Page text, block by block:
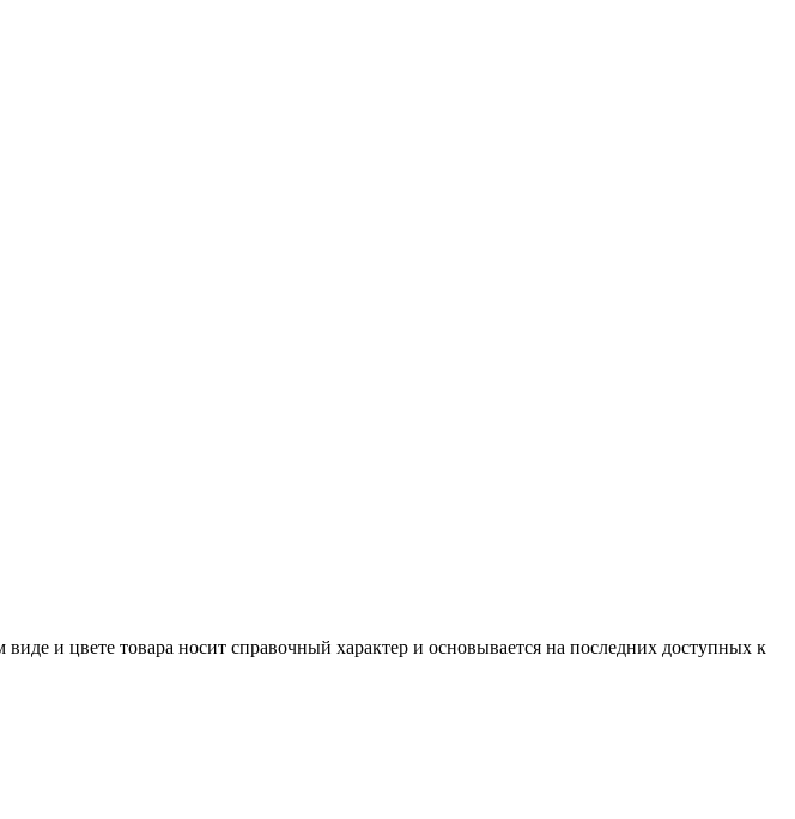
и цвете товара носит справочный характер и основывается на последних доступных к